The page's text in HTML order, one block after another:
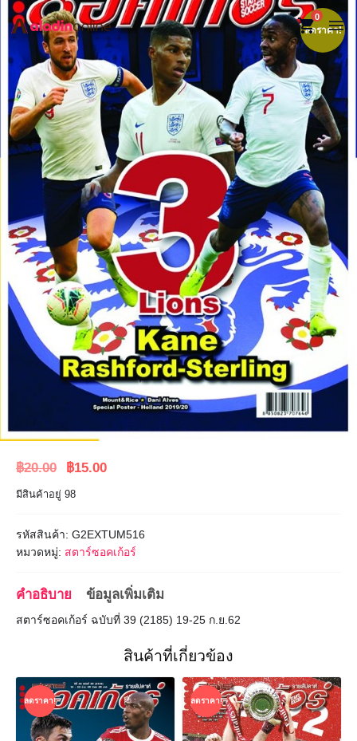
shopping_cart0 menu
ลดราคา!
฿20.00
Original
price
฿20.00.
฿15.00
฿15.00.
มีสินค้าอยู่ 98
รหัสสินค้า: G2EXTUM516
หมวดหมู่: สตาร์ซอคเก้อร์
คำอธิบาย ข้อมูลเพิ่มเติม
สตาร์ซอคเก้อร์ ฉบับที่ 39 (2185) 19-25 ก.ย.62
สินค้าที่เกี่ยวข้อง
ลดราคา! ลดราคา!